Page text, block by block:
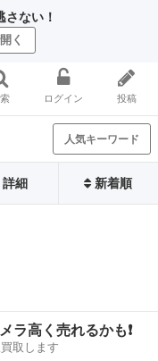
ない！
く
ログイン 投稿
人気キーワード
詳細 新着順
ラ高く売れるかも❗️
取します